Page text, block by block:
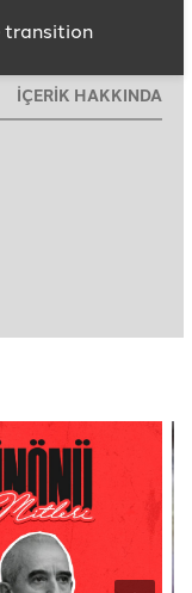
transition
İÇERİK HAKKINDA